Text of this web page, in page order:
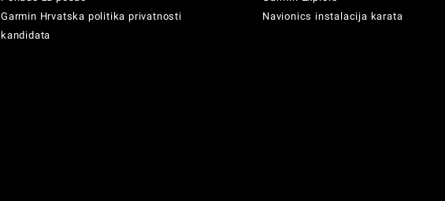
Garmin Hrvatska politika privatnosti
kandidata
Navionics instalacija karata